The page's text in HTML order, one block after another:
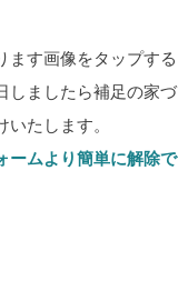
ます画像をタップする
しましたら補足の家づ
たします。
ームより簡単に解除で